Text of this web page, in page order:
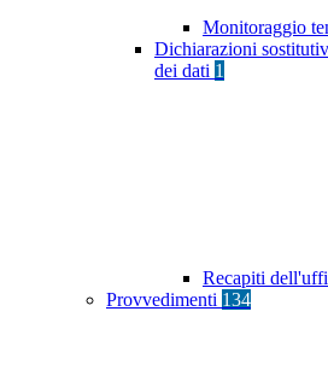
Monitoraggio
Dichiarazioni
dei dati 1
Recapiti
Provvedimenti 134